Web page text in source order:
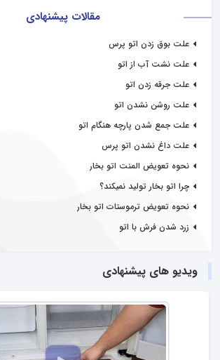
مقالات پیشنهادی
علت بوق زدن اتو پرس
علت نشت آب از اتو
علت جرقه زدن اتو
علت روشن نشدن اتو
علت جمع شدن پارچه هنگام اتو
علت داغ نشدن اتو پرس
نحوه تعویض المنت اتو بخار
چرا اتو بخار تولید نمیکند؟
نحوه تعویض ترموستات اتو بخار
زرد شدن فرش با اتو
ویدیو های پیشنهادی